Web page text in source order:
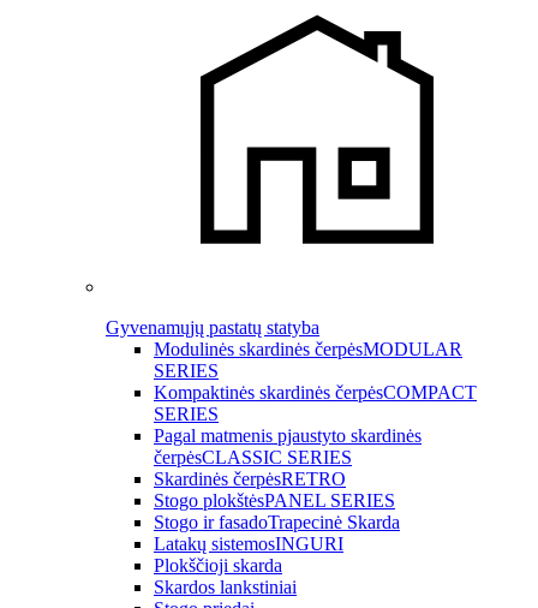
Gyvenamųjų pastatų statyba
Modulinės skardinės čerpėsMODULAR
SERIES
Kompaktinės skardinės čerpėsCOMPACT
SERIES
Pagal matmenis pjaustyto skardinės
čerpėsCLASSIC SERIES
Skardinės čerpėsRETRO
Stogo plokštėsPANEL SERIES
Stogo ir fasadoTrapecinė Skarda
Latakų sistemosINGURI
Plokščioji skarda
Skardos lankstiniai